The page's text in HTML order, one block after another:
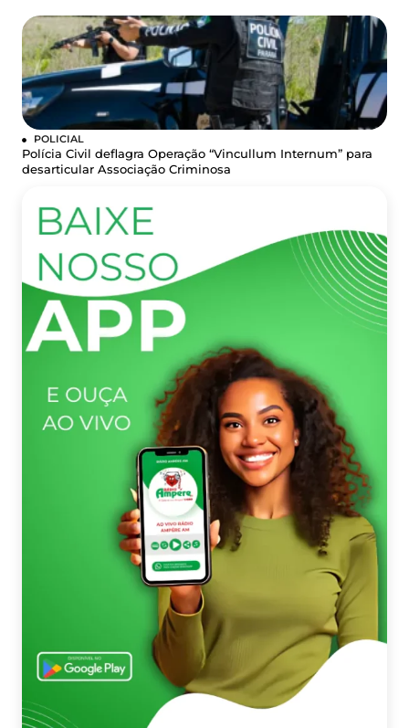
POLICIAL
Polícia Civil deflagra Operação “Vincullum Internum” para
desarticular Associação Criminosa